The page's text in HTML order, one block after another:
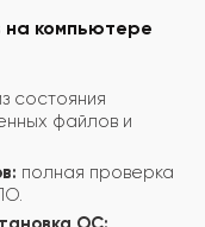
на компьютере
состояния
файлов и
полная проверка